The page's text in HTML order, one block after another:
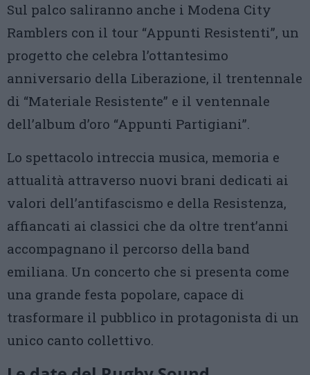
Sul palco saliranno anche i Modena City
Ramblers con il tour “Appunti Resistenti”, un
progetto che celebra l’ottantesimo
anniversario della Liberazione, il trentennale
di “Materiale Resistente” e il ventennale
dell’album d’oro “Appunti Partigiani”.
Lo spettacolo intreccia musica, memoria e
attualità attraverso nuovi brani dedicati ai
valori dell’antifascismo e della Resistenza,
affiancati ai classici che da oltre trent’anni
accompagnano il percorso della band
emiliana. Un concerto che si presenta come
una grande festa popolare, capace di
trasformare il pubblico in protagonista di un
unico canto collettivo.